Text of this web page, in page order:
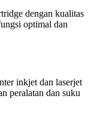
dengan kualitas
optimal dan
inkjet dan laserjet
peralatan dan suku